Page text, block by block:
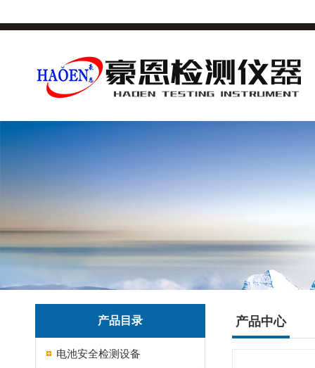
产品目录
电池安全检测设备
产品中心